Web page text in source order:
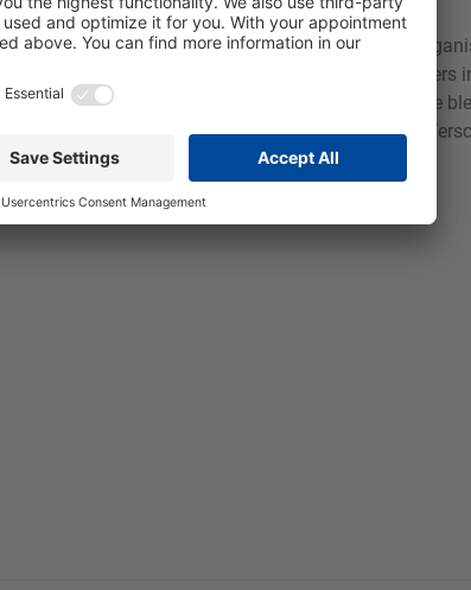
starke oxidative Reinigungskraft gegenüber
der Fleisch-, Fisch- und Feinkostbranche. Besonders
den hohen Chloranteil hat Orbin S Forte eine
einsetzbar. Unter Verwendung eines geeigneten